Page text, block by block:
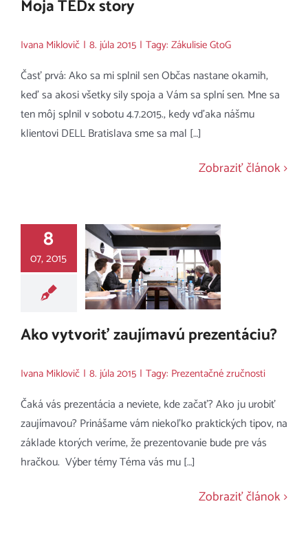
Moja TEDx story
Ivana Miklovič | 8. júla 2015 | Tagy: Zákulisie GtoG
Časť prvá: Ako sa mi splnil sen Občas nastane okamih,
keď sa akosi všetky sily spoja a Vám sa splní sen. Mne sa
ten môj splnil v sobotu 4.7.2015., kedy vďaka nášmu
klientovi DELL Bratislava sme sa mal […]
Zobraziť článok
8
07, 2015
Ako vytvoriť zaujímavú prezentáciu?
Ivana Miklovič | 8. júla 2015 | Tagy: Prezentačné zručnosti
Čaká vás prezentácia a neviete, kde začať? Ako ju urobiť
zaujímavou? Prinášame vám niekoľko praktických tipov, na
základe ktorých veríme, že prezentovanie bude pre vás
hračkou. Výber témy Téma vás mu […]
Zobraziť článok